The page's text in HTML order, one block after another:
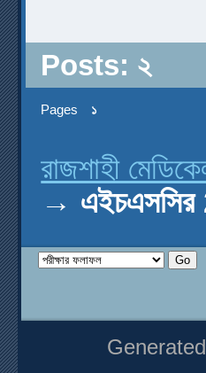
Posts: ২
Pages ১
রাজশাহী
→